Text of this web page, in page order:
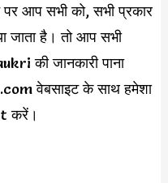
आप सभी को, सभी प्रकार
जाता है। तो आप सभी
की जानकारी पाना
वेबसाइट के साथ हमेशा
करें।